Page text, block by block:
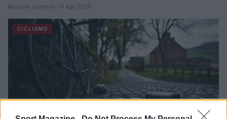
Niccolò Conforti · 9 Apr 2026
CICLISMO